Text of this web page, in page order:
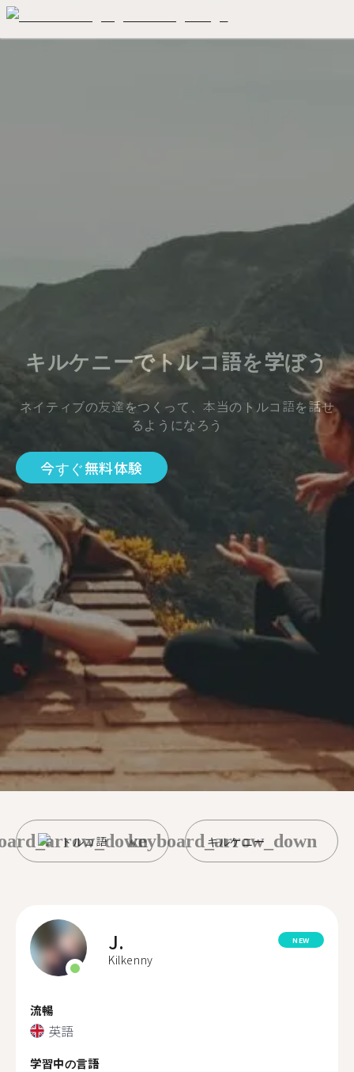
キルケニーでトルコ語を学ぼう
ネイティブの友達をつくって、本当のトルコ語を話せ
るようになろう
今すぐ無料体験
トルコ語 キルケニー
keyboard_arrow_down
J.
Kilkenny
NEW
流暢
英語
学習中の言語